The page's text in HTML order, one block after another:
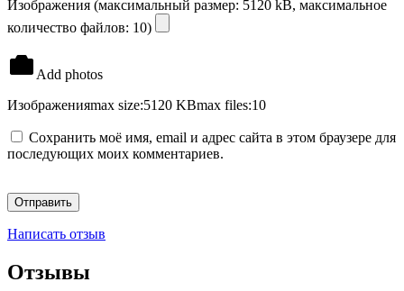
Изображения (максимальный размер: 5120 kB, максимальное
количество файлов: 10)
Add photos
Изображенияmax size:5120 KBmax files:10
Сохранить моё имя, email и адрес сайта в этом браузере для
последующих моих комментариев.
Написать отзыв
Отзывы